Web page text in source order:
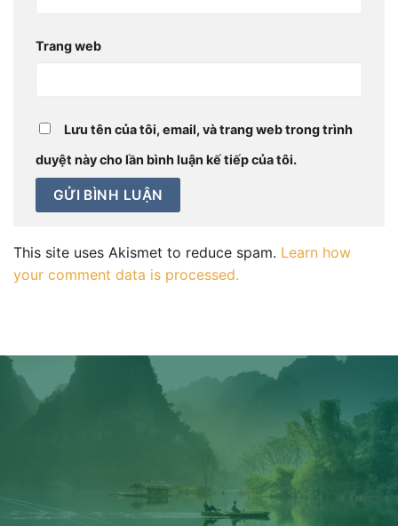
Trang web
Lưu tên của tôi, email, và trang web trong trình
duyệt này cho lần bình luận kế tiếp của tôi.
This site uses Akismet to reduce spam. Learn how
your comment data is processed.